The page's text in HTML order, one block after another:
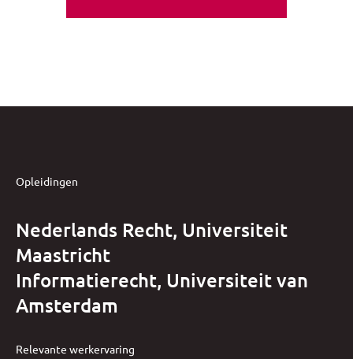
Opleidingen
Nederlands Recht, Universiteit
Maastricht
Informatierecht, Universiteit van
Amsterdam
Relevante werkervaring